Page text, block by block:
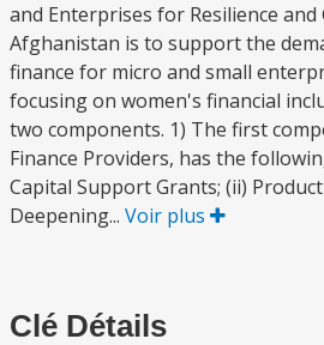
and Enterprises for Resilience
Afghanistan is to support the
finance for micro and small
focusing on women's financial
two components. 1) The first
Finance Providers, has the
Capital Support Grants; (ii)
Deepening... Voir plus
Clé Détails